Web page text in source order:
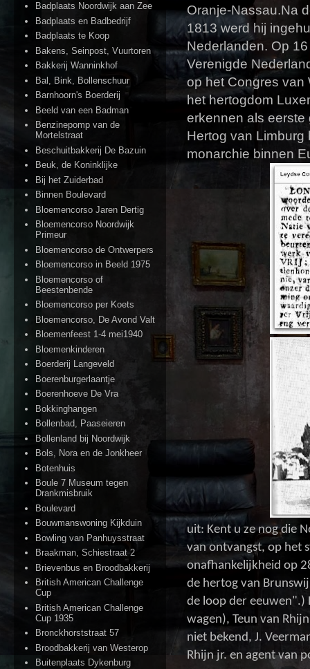
Oranje-Nassau.Na
1813 werd hij
Nederlanden. Op
Verenigde
op het Congres van
het hertogdom
erkennen als eerste
Hertog van
monarchie binnen
uit: Kent u ze nog die
van ontvangst, op het
onafhankelijkheid op
de hertog van
de loop der eeuwen".)
wagen), Teun van
niet bekend, J.
Rhijn jr. en agent van
Badplaats Noordwijk aan Zee
Badplaats en Badbedrijf
Badplaats te Koop
Bakens, Seinpost, Vuurtoren
Bakkerij Wanninkhof
Bal, Bink, Bollenschuur
Barnhoorn's Boerderij
Beeld van een Badman
Benzinepomp van de
Mortelstraat
Beschuitbakkerij De Bazuin
Beuk, de Koninklijke
Bij het Zuiderbad
Binnen Boulevard
Bloemencorso Jaren Dertig
Bloemencorso Noordwijk
Primeur
Bloemencorso de Ontwerpers
Bloemencorso in Beeld 1975
Bloemencorso of
Beestenbende
Bloemencorso per Koets
Bloemencorso, De Avond Valt
Bloemenfeest 1-4 mei1940
Bloemenkinderen
Boerderij Langeveld
Boerenburgerlaantje
Boerenhoeve De Vra
Bokkinghangen
Bollenbad, Paaseieren
Bollenland bij Noordwijk
Bols, Nora en de Jonkheer
Botenhuis
Boule 7 Museum tegen
Drankmisbruik
Boulevard
Bouwmanswoning Kijkduin
Bowling van Panhuysstraat
Braakman, Schiestraat 2
Brievenbus en Broodbakkerij
British American Challenge
Cup
British American Challenge
Cup 1935
Bronckhorststraat 57
Broodbakkerij van Westerop
Buitenplaats Dykenburg